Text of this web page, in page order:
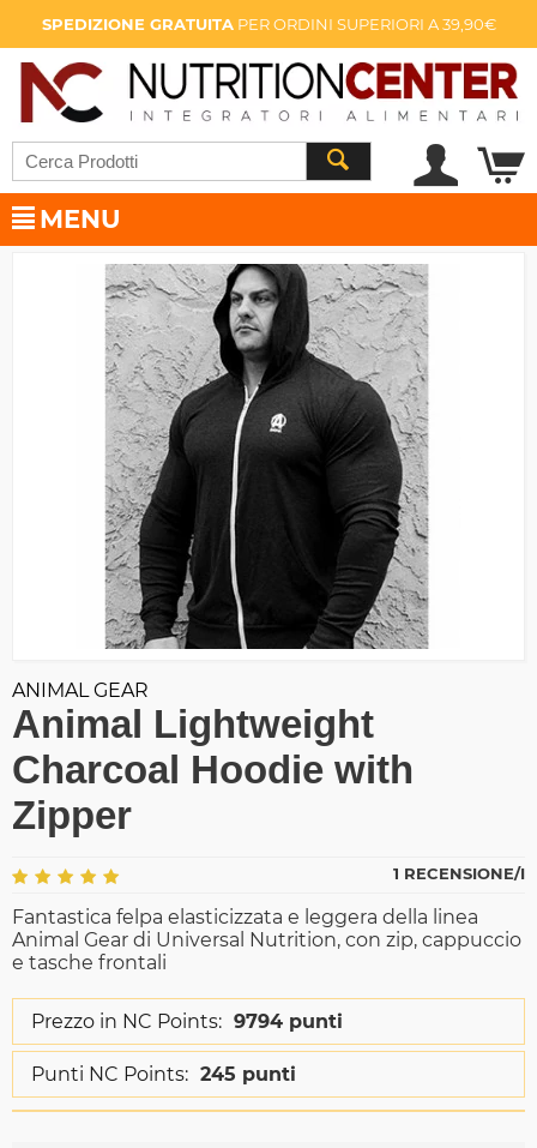
SPEDIZIONE GRATUITAPER ORDINI SUPERIORI A 39,90€
MENU
ANIMAL GEAR
Animal Lightweight
Charcoal Hoodie with
Zipper
1 RECENSIONE/I
Fantastica felpa elasticizzata e leggera della linea
Animal Gear di Universal Nutrition, con zip, cappuccio
e tasche frontali
Prezzo in NC Points: 9794 punti
Punti NC Points: 245 punti